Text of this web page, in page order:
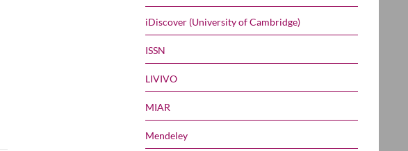
iDiscover (University of Cambridge)
ISSN
LIVIVO
MIAR
Mendeley